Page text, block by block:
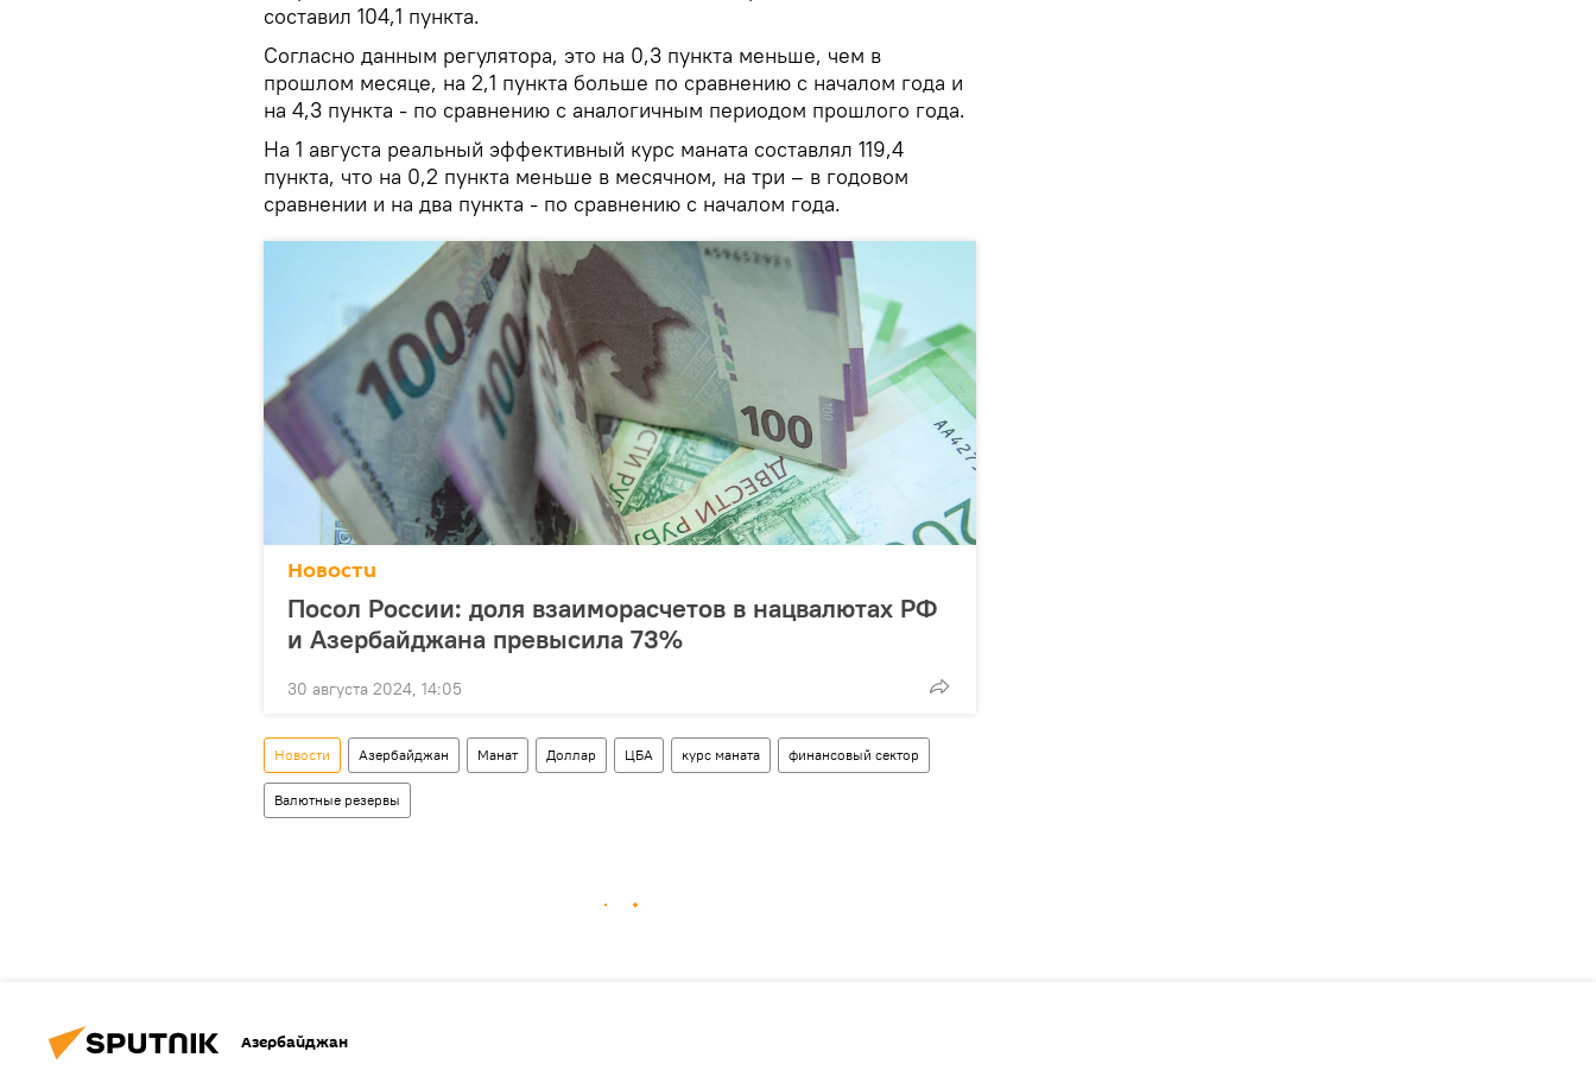
составил 104,1 пункта.
Согласно данным регулятора, это на 0,3 пункта меньше, чем в
прошлом месяце, на 2,1 пункта больше по сравнению с началом года и
на 4,3 пункта - по сравнению с аналогичным периодом прошлого года.
На 1 августа реальный эффективный курс маната составлял 119,4
пункта, что на 0,2 пункта меньше в месячном, на три – в годовом
сравнении и на два пункта - по сравнению с началом года.
Новости
Посол России: доля взаиморасчетов в нацвалютах РФ
и Азербайджана превысила 73%
30 августа 2024, 14:05
Новости Азербайджан Манат Доллар ЦБА курс маната финансовый сектор
Валютные резервы
Азербайджан